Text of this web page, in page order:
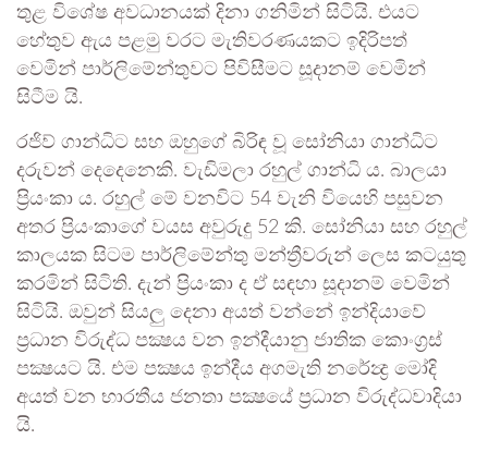
තුළ විශේෂ අවධානයක් දිනා ගනිමින් සිටියි. එයට
හේතුව ඇය පළමු වරට මැතිවරණයකට ඉදිරිපත්
වෙමින් පාර්ලිමේන්තුවට පිවිසීමට සූදානම් වෙමින්
සිටීම යි.
රජිව් ගාන්ධිට සහ ඔහුගේ බිරිඳ වූ සෝනියා ගාන්ධිට
දරුවන් දෙදෙනෙකි. වැඩිමලා රහුල් ගාන්ධි ය. බාලයා
ප්‍රියංකා ය. රහුල් මේ වනවිට 54 වැනි වියෙහි පසුවන
අතර ප්‍රියංකාගේ වයස අවුරුදු 52 කි. සෝනියා සහ රහුල්
කාලයක සිටම පාර්ලිමේන්තු මන්ත්‍රීවරුන් ලෙස කටයුතු
කරමින් සිටිති. දැන් ප්‍රියංකා ද ඒ සඳහා සූදානම් වෙමින්
සිටියි. ඔවුන් සියලු දෙනා අයත් වන්නේ ඉන්දියාවේ
ප්‍රධාන විරුද්ධ පක්‍ෂය වන ඉන්දීයානු ජාතික කොංග්‍රස්
පක්‍ෂයට යි. එම පක්‍ෂය ඉන්දීය අගමැති නරේන්‍ද්‍ර මෝදි
අයත් වන භාරතීය ජනතා පක්‍ෂයේ ප්‍රධාන විරුද්ධවාදියා
යි.